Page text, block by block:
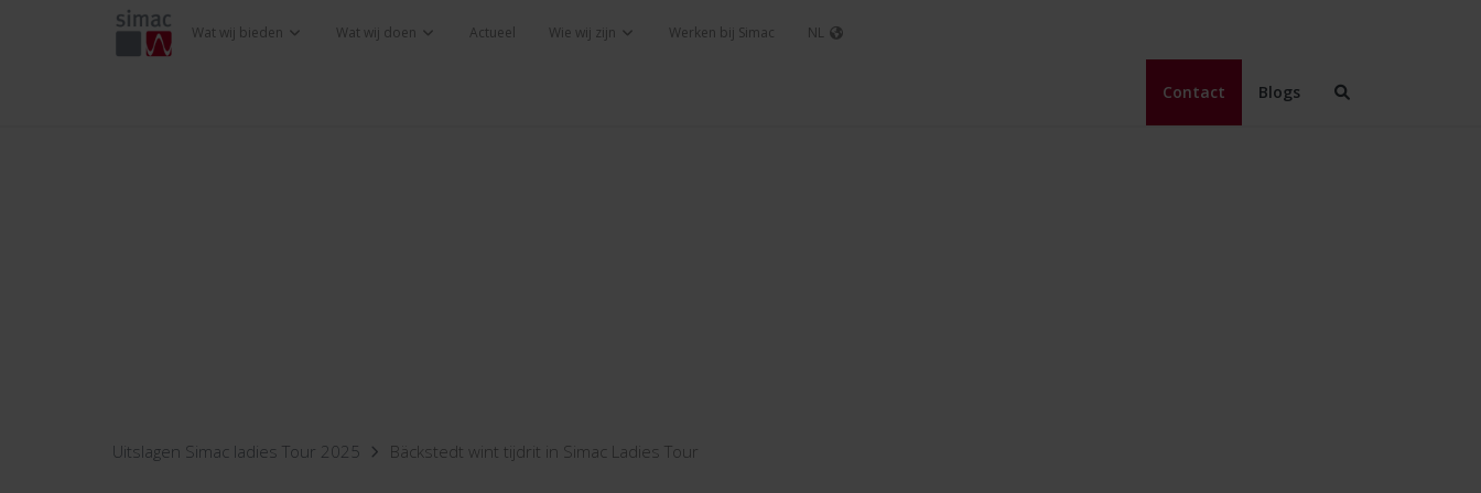
Wat wij bieden Wat wij doen Actueel Wie wij zijn Werken bij Simac NL
Contact Blogs
Uitslagen Simac ladies Tour 2025 Bäckstedt wint tijdrit in Simac Ladies Tour